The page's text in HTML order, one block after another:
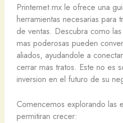
Printernet.mx le ofrece una
herramientas necesarias para
de ventas. Descubra como
mas poderosas pueden
aliados, ayudandole a
cerrar mas tratos. Este no es
inversion en el futuro de su
Comencemos explorando las
permitiran crecer: